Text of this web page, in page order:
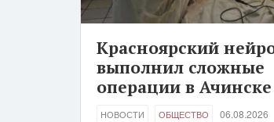
Красноярский
выполнил сложные
операции в Ачинске
НОВОСТИ ОБЩЕСТВО 06.08.2026